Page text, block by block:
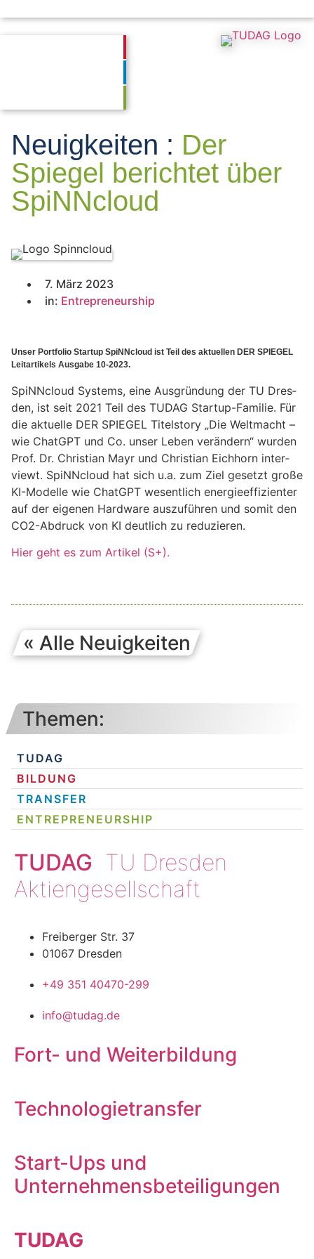
Neuigkeiten : Der
Spiegel berichtet über
SpiNNcloud
7. März 2023
in: Entrepreneurship
Unser Portfolio Startup SpiNNcloud ist Teil des aktuellen DER SPIEGEL
Leitartikels Ausgabe 10-2023.
SpiNN­cloud Sys­tems, eine Aus­grün­dung der TU Dres­
den, ist seit 2021 Teil des TUDAG Startup-Fami­lie. Für
die aktu­elle DER SPIEGEL Titel­story „Die Welt­macht –
wie ChatGPT und Co. unser Leben ver­än­dern“ wur­den
Prof. Dr. Chris­tian Mayr und Chris­tian Eich­horn inter­
viewt. SpiNN­cloud hat sich u.a. zum Ziel gesetzt große
KI-Modelle wie ChatGPT wesent­lich ener­gie­ef­fi­zi­en­ter
auf der eige­nen Hard­ware aus­zu­füh­ren und somit den
CO2-Abdruck von KI deut­lich zu reduzieren.
Hier geht es zum Arti­kel (S+).
« Alle Neuigkeiten
Themen:
TUDAG
BILDUNG
TRANSFER
ENTREPRENEURSHIP
TUDAG TU Dresden
Aktiengesellschaft
Freiberger Str. 37
01067 Dresden
+49 351 40470-299
info@tudag.de
Fort- und Weiterbildung
Technologietransfer
Start-Ups und
Unternehmensbeteiligungen
TUDAG